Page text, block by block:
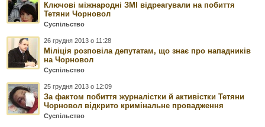
Ключові міжнародні ЗМІ відреагували на побиття
Тетяни Чорновол
Суспільство
26 грудня 2013 о 11:28
Міліція розповіла депутатам, що знає про нападників
на Чорновол
Суспільство
25 грудня 2013 о 12:09
За фактом побиття журналістки й активістки Тетяни
Чорновол відкрито кримінальне провадження
Суспільство